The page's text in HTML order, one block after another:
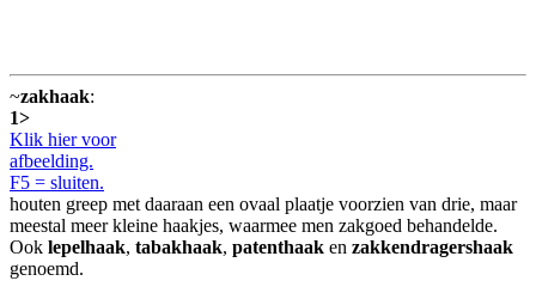
~zakhaak:
1>
Klik hier voor
afbeelding.
F5 = sluiten.
houten greep met daaraan een ovaal plaatje voorzien van drie, maar
meestal meer kleine haakjes, waarmee men zakgoed behandelde.
Ook lepelhaak, tabakhaak, patenthaak en zakkendragershaak
genoemd.